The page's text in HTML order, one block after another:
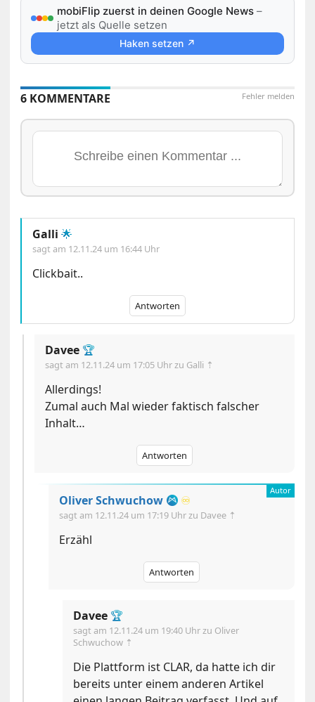
mobiFlip zuerst in deinen Google News –
jetzt als Quelle setzen
Haken setzen ↗
Fehler melden
6 KOMMENTARE
Galli 🌟
sagt am 12.11.24 um 16:44 Uhr
Clickbait..
Antworten
Davee 🏆
sagt am 12.11.24 um 17:05 Uhrzu Galli ⇡
Allerdings!
Zumal auch Mal wieder faktisch falscher
Inhalt…
Antworten
Oliver Schwuchow ♾️
sagt am 12.11.24 um 17:19 Uhrzu Davee ⇡
Erzähl
Antworten
Davee 🏆
sagt am 12.11.24 um 19:40 Uhrzu Oliver
Schwuchow ⇡
Die Plattform ist CLAR, da hatte ich dir
bereits unter einem anderen Artikel